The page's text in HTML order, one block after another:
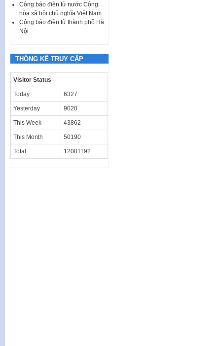
Công báo điện tử nước Cộng
hòa xã hội chủ nghĩa Việt Nam
Công báo điện tử thành phố Hà
Nội
THỐNG KÊ TRUY CẬP
Visitor Status
Today 6327
Yesterday 9020
This Week 43862
This Month 50190
Total 12001192